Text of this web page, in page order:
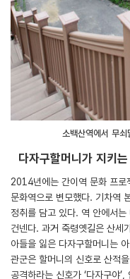
소백산역에서 무
다자구할머니가 지키
2014년에는 간이역 문화 프로
문화역으로 변모했다. 기차역
정취를 담고 있다. 역 안에서
건넨다. 과거 죽령옛길은 산세
아들을 잃은 다자구할머니는
관군은 할머니의 신호로 산적
공격하라는 신호가 ‘다자구야